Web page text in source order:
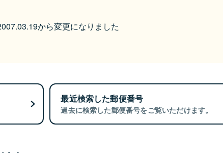
から変更になりました
最近検索した郵便番号
過去に検索した郵便番号をご覧いただけます。